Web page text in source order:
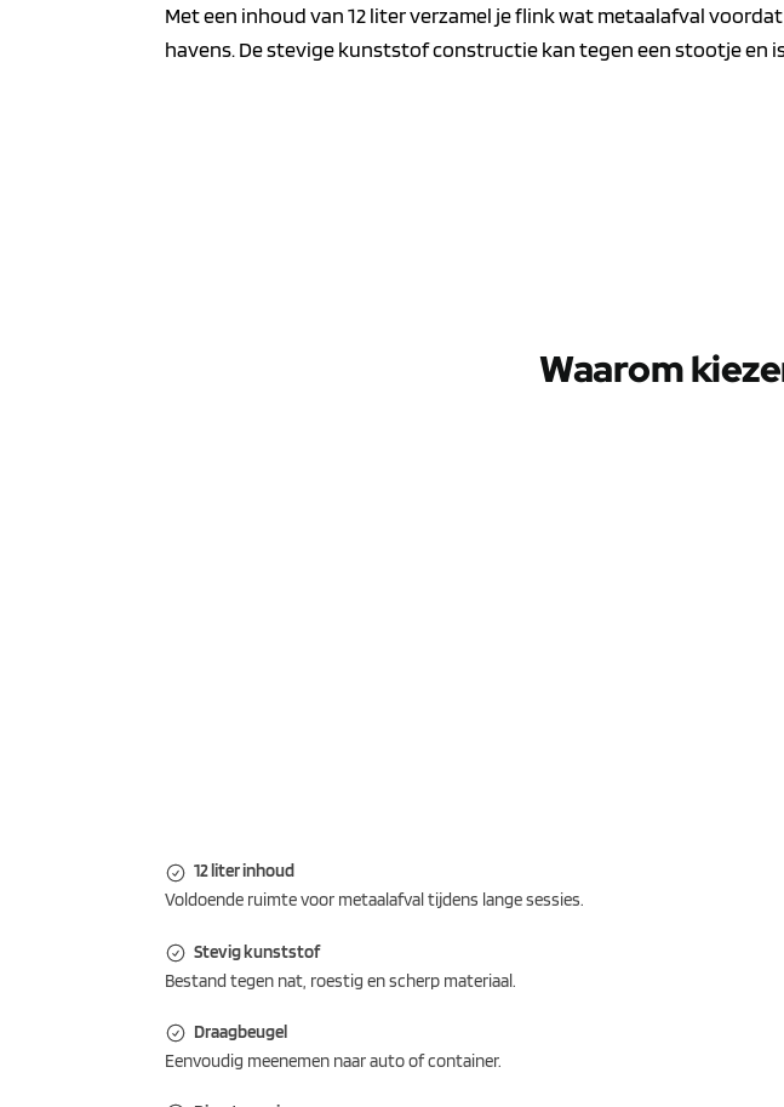
Met een inhoud van 12 liter verzamel je flink wat metaalafval
havens. De stevige kunststof constructie kan tegen een stootje en
Waarom
12 liter inhoud
Voldoende ruimte voor metaalafval tijdens lange sessies.
Stevig kunststof
Bestand tegen nat, roestig en scherp materiaal.
Draagbeugel
Eenvoudig meenemen naar auto of container.